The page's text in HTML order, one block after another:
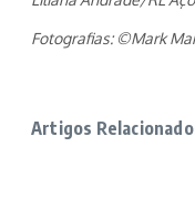
Fotografias: ©Mark
Artigos